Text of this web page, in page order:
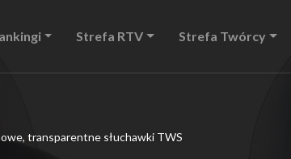
Strefa RTV Strefa Twórcy
transparentne słuchawki TWS